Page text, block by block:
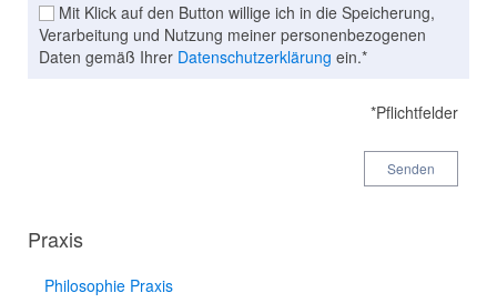
Mit Klick auf den Button willige ich in die Speicherung,
Verarbeitung und Nutzung meiner personenbezogenen
Daten gemäß Ihrer Datenschutzerklärung ein.*
*Pflichtfelder
Senden
Praxis
Philosophie Praxis